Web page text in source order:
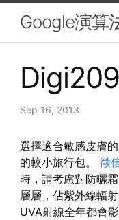
Google演算
Sep 16, 2013
選擇適合敏感皮膚
的較小旅行包。 徵
時，請考慮對防曬
層層，佔紫外線輻
UVA射線全年都會